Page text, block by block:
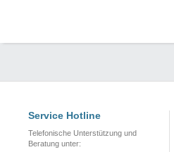
Service Hotline
Telefonische Unterstützung und
Beratung unter: